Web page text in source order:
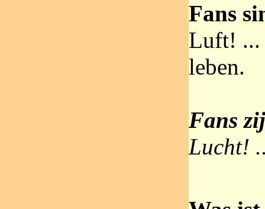
Fans
Luft! ...
leben.
Fans
Lucht!